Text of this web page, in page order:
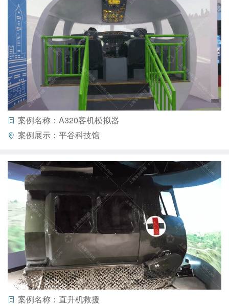
案例名称：A320客机模拟器
案例展示：平谷科技馆
案例名称：直升机救援